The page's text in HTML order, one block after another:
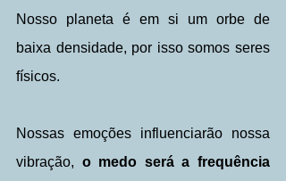
Nosso planeta é em si um orbe de
baixa densidade, por isso somos seres
físicos.
Nossas emoções influenciarão nossa
vibração, o medo será a frequência